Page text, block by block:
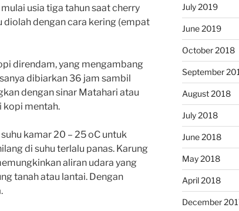
usia tiga tahun saat cherry
dengan cara kering (empat
direndam, yang mengambang
dibiarkan 36 jam sambil
dengan sinar Matahari atau
kopi mentah.
kamar 20 – 25 oC untuk
di suhu terlalu panas. Karung
aliran udara yang
tanah atau lantai. Dengan
July 2019
June 2019
October 2018
September
August 2018
July 2018
June 2018
May 2018
April 2018
December